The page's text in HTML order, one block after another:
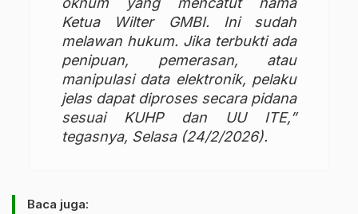
Ketua Wilter GMBI. Ini sudah
melawan hukum. Jika terbukti ada
penipuan, pemerasan, atau
manipulasi data elektronik, pelaku
jelas dapat diproses secara pidana
sesuai KUHP dan UU ITE,”
tegasnya, Selasa (24/2/2026).
Baca juga: